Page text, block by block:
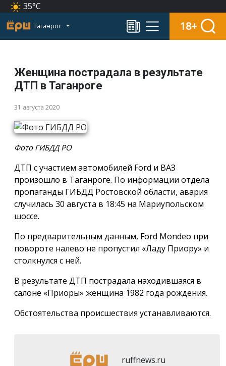
35°C
Таганрог 18+
Женщина пострадала в результате
ДТП в Таганроге
31 августа 2020
Фото ГИБДД РО
ДТП с участием автомобилей Ford и ВАЗ
произошло в Таганроге. По информации отдела
пропаганды ГИБДД Ростовской области, авария
случилась 30 августа в 18:45 на Мариупольском
шоссе.
По предварительным данным, Ford Mondeo при
повороте налево не пропустил «Ладу Приору» и
столкнулся с ней.
В результате ДТП пострадала находившаяся в
салоне «Приоры» женщина 1982 года рождения.
Обстоятельства происшествия устанавливаются.
ruffnews.ru